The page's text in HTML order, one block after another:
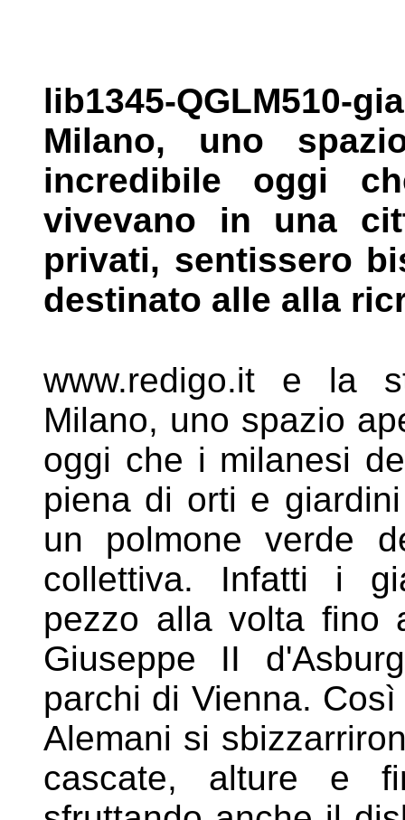
lib1345-QGLM510-
Milano, uno
incredibile oggi
vivevano in una
privati, sentissero
destinato alle alla
www.redigo.it e la
Milano, uno spazio
oggi che i milanesi
piena di orti e
un polmone verde
collettiva. Infatti i
pezzo alla volta fino
Giuseppe II
parchi di Vienna.
Alemani si
cascate, alture e